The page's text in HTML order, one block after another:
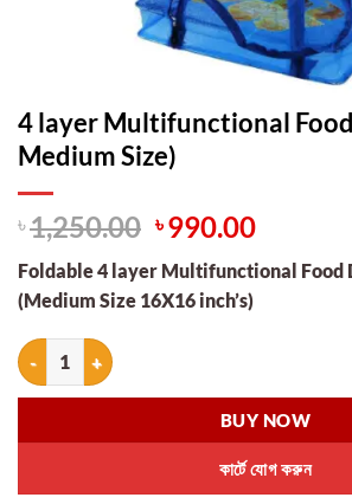
4 layer Multifunctional
Medium Size)
৳1,250.00 Original
was:
৳ 1,250.00.
৳990.00Current
is:
Foldable 4 layer Multifunctional Food
(Medium Size 16X16 inch’s)
4 layer Multifunctional Food Drying Case(
কার্টে যোগ করুন
BUY NOW